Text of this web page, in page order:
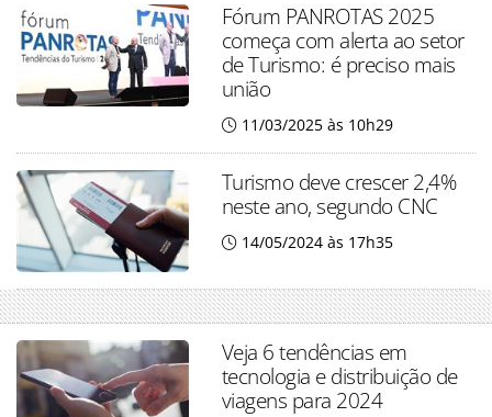
Fórum PANROTAS 2025
começa com alerta ao setor
de Turismo: é preciso mais
união
11/03/2025 às 10h29
Turismo deve crescer 2,4%
neste ano, segundo CNC
14/05/2024 às 17h35
Veja 6 tendências em
tecnologia e distribuição de
viagens para 2024